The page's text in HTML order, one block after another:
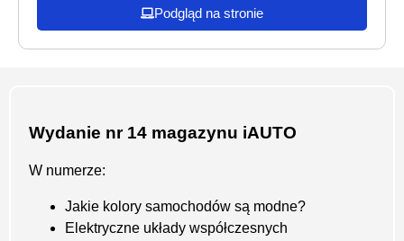
Podgląd na stronie
Wydanie nr 14 magazynu iAUTO
W numerze:
Jakie kolory samochodów są modne?
Elektryczne układy współczesnych